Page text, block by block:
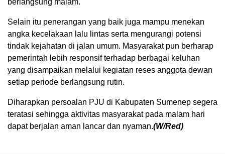
berlangsung malam.
Selain itu penerangan yang baik juga mampu menekan
angka kecelakaan lalu lintas serta mengurangi potensi
tindak kejahatan di jalan umum. Masyarakat pun berharap
pemerintah lebih responsif terhadap berbagai keluhan
yang disampaikan melalui kegiatan reses anggota dewan
setiap periode berlangsung rutin.
Diharapkan persoalan PJU di Kabupaten Sumenep segera
teratasi sehingga aktivitas masyarakat pada malam hari
dapat berjalan aman lancar dan nyaman.(W/Red)